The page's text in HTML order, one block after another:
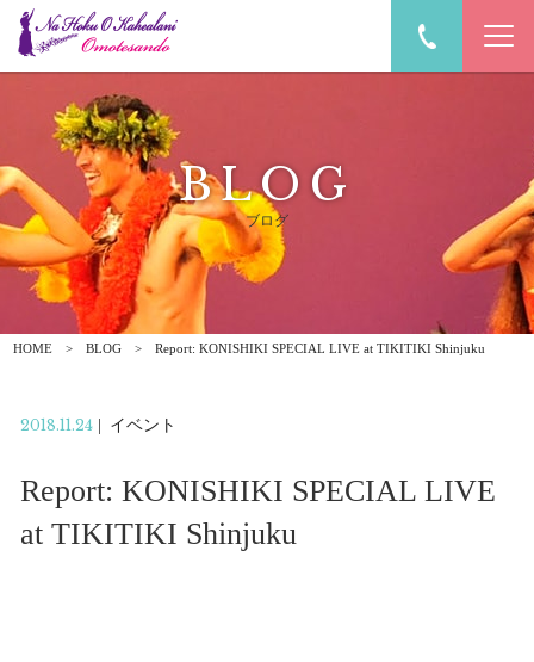
BLOG
ブログ
HOME BLOG Report: KONISHIKI SPECIAL LIVE at TIKITIKI Shinjuku
2018.11.24| イベント
Report: KONISHIKI SPECIAL LIVE
at TIKITIKI Shinjuku